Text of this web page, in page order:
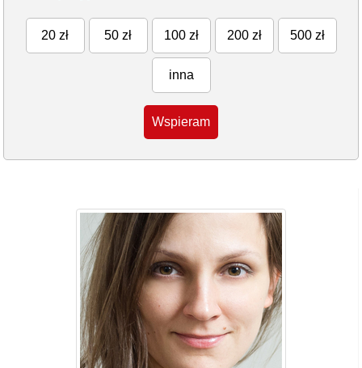
20 zł 50 zł 100 zł 200 zł 500 zł
inna
Wspieram